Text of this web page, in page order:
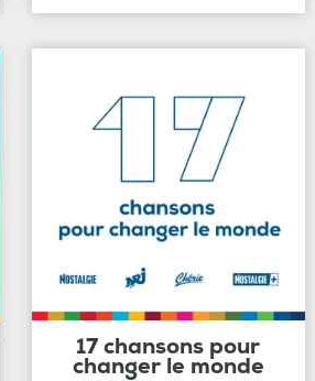
17 chansons pour
changer le monde